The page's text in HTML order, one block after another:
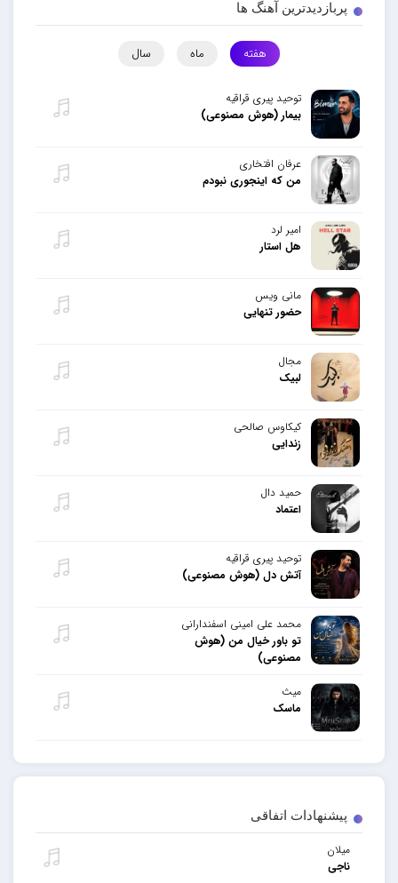
پیشنهادات اتفاقی
میلان
ناجی
پربازدیدترین آهنگ ها
هفته ماه سال
توحید پیری قراقیه
بیمار (هوش مصنوعی)
عرفان افتخاری
من که اینجوری نبودم
امیر لرد
هل استار
مانی ویس
حضور تنهایی
مجال
لبیک
کیکاوس صالحی
زندایی
حمید دال
اعتماد
توحید پیری قراقیه
آتش دل (هوش مصنوعی)
محمد علی امینی اسفندارانی
تو باور خیال من (هوش
مصنوعی)
میث
ماسک